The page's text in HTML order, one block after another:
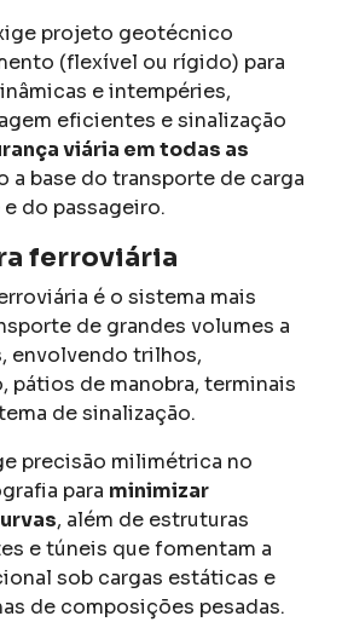
projeto geotécnico
(flexível ou rígido) para
e intempéries,
eficientes e sinalização
viária em todas as
a base do transporte de carga
do passageiro.
ferroviária
é o sistema mais
de grandes volumes a
envolvendo trilhos,
pátios de manobra, terminais
de sinalização.
precisão milimétrica no
para minimizar
, além de estruturas
e túneis que fomentam a
sob cargas estáticas e
de composições pesadas.